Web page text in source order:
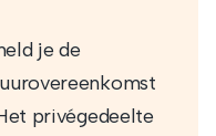
je de
privégedeelte